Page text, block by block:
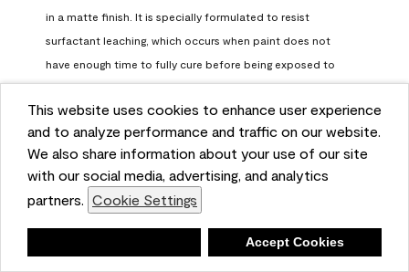
This website uses cookies to enhance user experience
and to analyze performance and traffic on our website.
We also share information about your use of our site
with our social media, advertising, and analytics
partners. Cookie Settings
Accept Cookies
in a matte finish. It is specially formulated to resist
surfactant leaching, which occurs when paint does not
have enough time to fully cure before being exposed to
high humidity. To learn more, feel free to check it out here:
https://www.benjaminmoore.com/en-us/interior-exterior-
paints-stains/product-catalog/abs/aura-bath-and-spa-
paint
Benjamin Moore Support
a month ago